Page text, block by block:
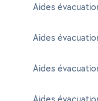
Aides
Aides
Aides